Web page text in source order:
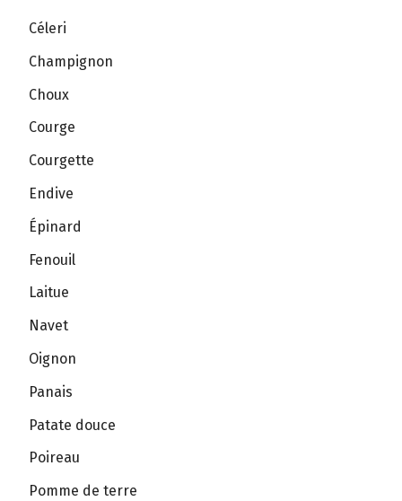
Céleri
Champignon
Choux
Courge
Courgette
Endive
Épinard
Fenouil
Laitue
Navet
Oignon
Panais
Patate douce
Poireau
Pomme de terre